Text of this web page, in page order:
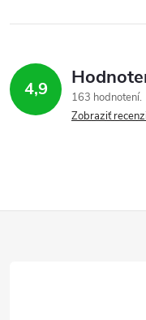
4,9
163 hodnotení
Zobraziť